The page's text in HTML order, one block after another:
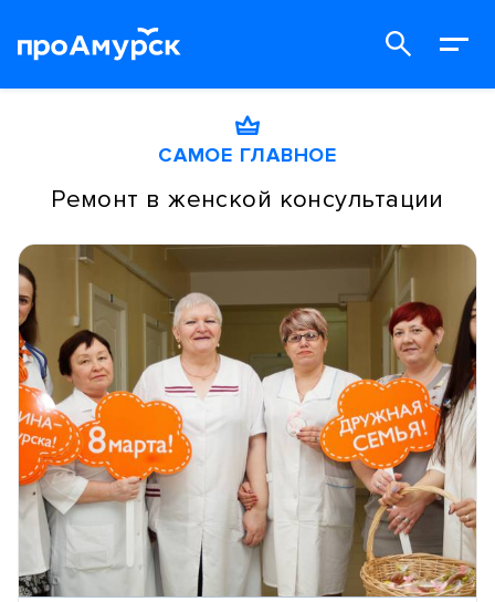
САМОЕ ГЛАВНОЕ
Ремонт в женской консультации